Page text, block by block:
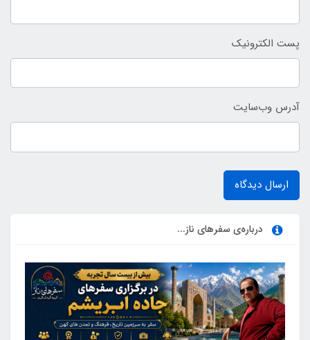
پست الکترونیک
آدرس وب‌سایت
ارسال دیدگاه
درباره‌ی سفرهای ناز...